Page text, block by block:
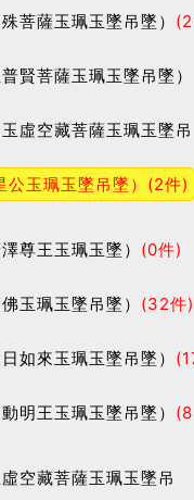
菩薩玉珮玉墜吊墜）
賢菩薩玉珮玉墜吊墜）
虛空藏菩薩玉珮玉墜吊
玉珮玉墜吊墜） (2件)
尊王玉珮玉墜） (0件)
玉珮玉墜吊墜） (32件)
如來玉珮玉墜吊墜）
明王玉珮玉墜吊墜） (8
空藏菩薩玉珮玉墜吊